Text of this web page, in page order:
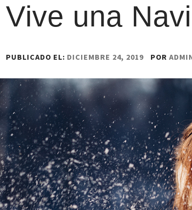
Vive una
PUBLICADO EL: DICIEMBRE 24, 2019 POR